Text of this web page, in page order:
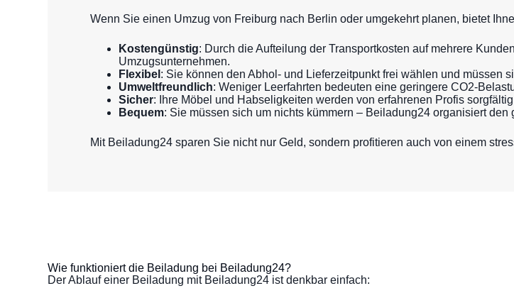
Wenn Sie einen Umzug von Freiburg nach Berlin oder umgekehrt planen, bietet
Kostengünstig: Durch die Aufteilung der Transportkosten auf mehrere
Umzugsunternehmen.
Flexibel : Sie können den Abhol- und Lieferzeitpunkt frei wählen und müssen
Umweltfreundlich: Weniger Leerfahrten bedeuten eine geringere CO2-
Sicher: Ihre Möbel und Habseligkeiten werden von erfahrenen Profis
Bequem: Sie müssen sich um nichts kümmern – Beiladung24 organisiert den
Mit Beiladung24 sparen Sie nicht nur Geld, sondern profitieren auch von einem
Wie funktioniert die Beiladung bei Beiladung24?
Der Ablauf einer Beiladung mit Beiladung24 ist denkbar einfach: